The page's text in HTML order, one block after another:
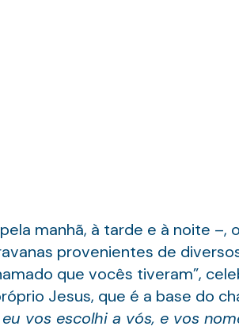
manhã, à tarde e à noite –,
provenientes de
que vocês tiveram”,
Jesus, que é a base do
vos escolhi a vós, e vos